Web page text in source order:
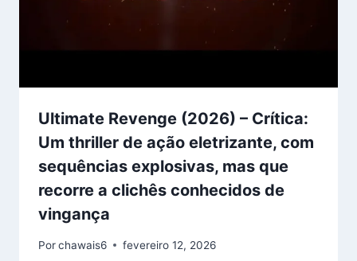
Ultimate Revenge (2026) – Crítica:
Um thriller de ação eletrizante, com
sequências explosivas, mas que
recorre a clichês conhecidos de
vingança
Porchawais6 fevereiro 12, 2026